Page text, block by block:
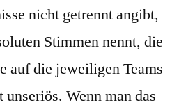
nicht getrennt angibt,
Stimmen nennt, die
auf die jeweiligen Teams
Wenn man das